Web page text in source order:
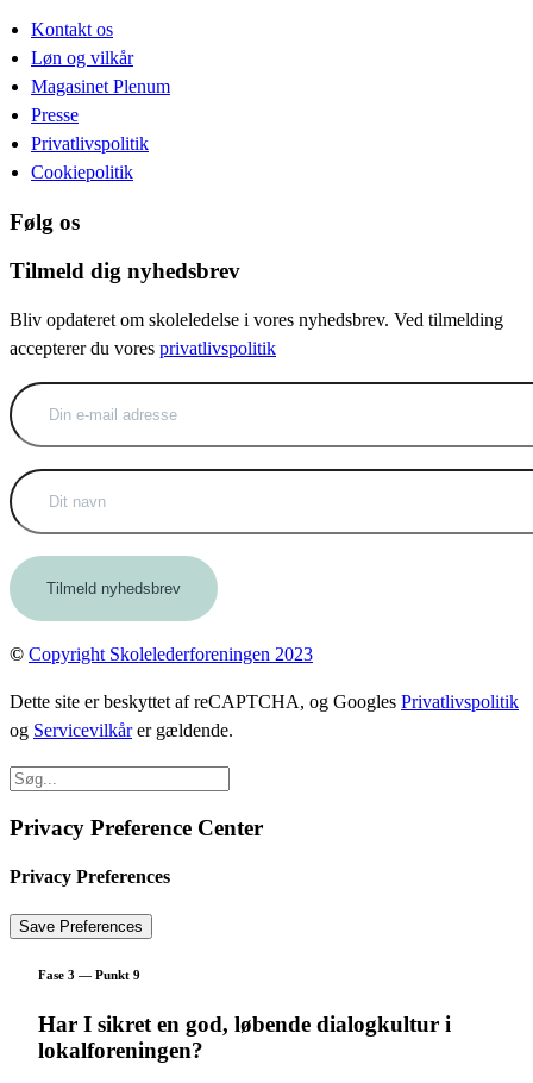
Kontakt os
Løn og vilkår
Magasinet Plenum
Presse
Privatlivspolitik
Cookiepolitik
Følg os
Tilmeld dig nyhedsbrev
Bliv opdateret om skoleledelse i vores nyhedsbrev. Ved tilmelding
accepterer du vores privatlivspolitik
© Copyright Skolelederforeningen 2023
Dette site er beskyttet af reCAPTCHA, og Googles Privatlivspolitik
og Servicevilkårer gældende.
Privacy Preference Center
Privacy Preferences
Fase 3 — Punkt 9
Har I sikret en god, løbende dialogkultur i
lokalforeningen?